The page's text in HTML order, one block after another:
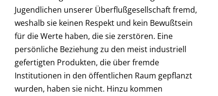
Jugendlichen unserer Überflußgesellschaft fremd,
weshalb sie keinen Respekt und kein Bewußtsein
für die Werte haben, die sie zerstören. Eine
persönliche Beziehung zu den meist industriell
gefertigten Produkten, die über fremde
Institutionen in den öffentlichen Raum gepflanzt
wurden, haben sie nicht. Hinzu kommen